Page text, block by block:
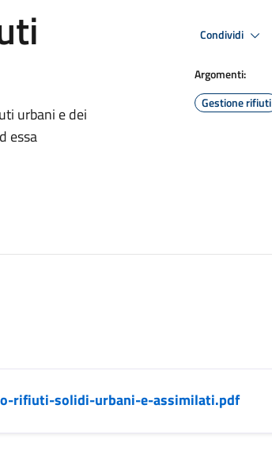
urbani e dei
essa
Condividi
Argomenti:
Gestione rifiuti
rifiuti-solidi-urbani-e-assimilati.pdf